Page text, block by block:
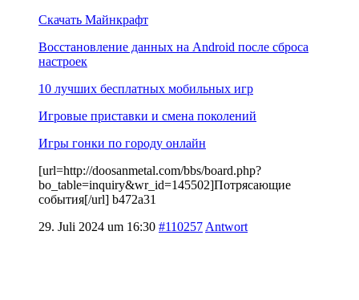
Скачать Майнкрафт
Восстановление данных на Android после сброса
настроек
10 лучших бесплатных мобильных игр
Игровые приставки и смена поколений
Игры гонки по городу онлайн
[url=http://doosanmetal.com/bbs/board.php?
bo_table=inquiry&wr_id=145502]Потрясающие
события[/url] b472a31
29. Juli 2024 um 16:30 #110257 Antwort